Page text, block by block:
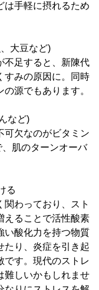
は手軽に摂れるため
大豆など)
不足すると、新陳代
すみの原因に。同時
源でもあります。
など)
可欠なのがビタミン
肌のターンオーバ
る
関わっており、スト
えることで活性酸素
い酸化力を持つ物質
たり、炎症を引き起
です。現代のストレ
難しいかもしれませ